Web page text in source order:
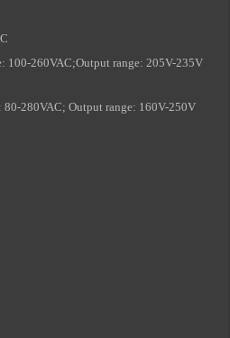
100-260VAC;Output range: 205V-235V
80-280VAC; Output range: 160V-250V